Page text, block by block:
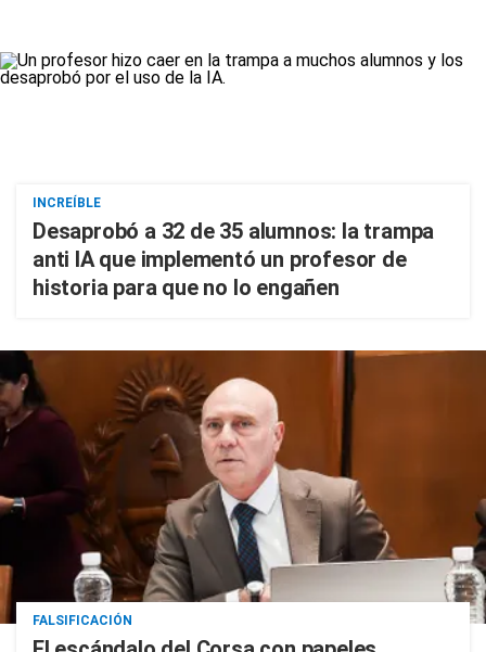
INCREÍBLE
Desaprobó a 32 de 35 alumnos: la trampa
anti IA que implementó un profesor de
historia para que no lo engañen
FALSIFICACIÓN